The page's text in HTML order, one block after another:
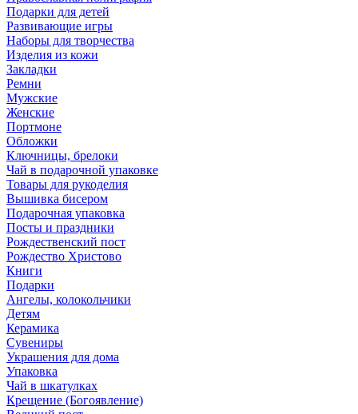
Подарки для детей
Развивающие игры
Наборы для творчества
Изделия из кожи
Закладки
Ремни
Мужские
Женские
Портмоне
Обложки
Ключницы, брелоки
Чай в подарочной упаковке
Товары для рукоделия
Вышивка бисером
Подарочная упаковка
Посты и праздники
Рождественский пост
Рождество Христово
Книги
Подарки
Ангелы, колокольчики
Детям
Керамика
Сувениры
Украшения для дома
Упаковка
Чай в шкатулках
Крещение (Богоявление)